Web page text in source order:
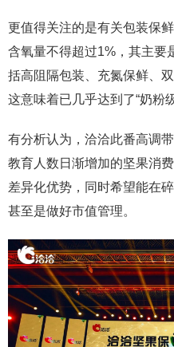
更值得关注的是有关包装保
含氧量不得超过1%，其主要
括高阻隔包装、充氮保鲜、
这意味着已几乎达到了“奶粉
有分析认为，洽洽此番高调
教育人数日渐增加的坚果消
差异化优势，同时希望能在
甚至是做好市值管理。